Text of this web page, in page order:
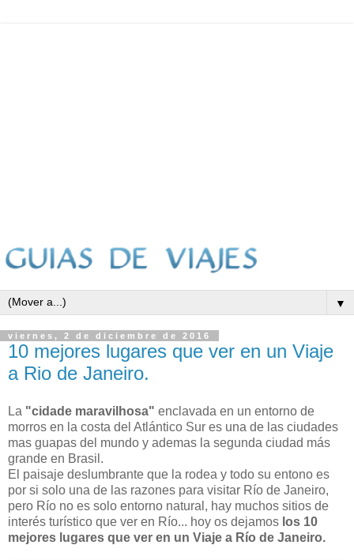
▼
viernes, 2 de diciembre de 2016
10 mejores lugares que ver en un Viaje
a Rio de Janeiro.
La "cidade maravilhosa" enclavada en un entorno de
morros en la costa del Atlántico Sur es una de las ciudades
mas guapas del mundo y ademas la segunda ciudad más
grande en Brasil.
El paisaje deslumbrante que la rodea y todo su entono es
por si solo una de las razones para visitar Río de Janeiro,
pero Río no es solo entorno natural, hay muchos sitios de
interés turístico que ver en Río... hoy os dejamos los 10
mejores lugares que ver en un Viaje a Río de Janeiro.